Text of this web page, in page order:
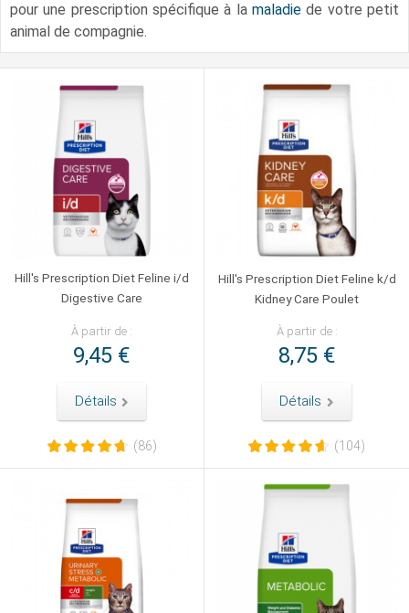
pour une prescription spécifique à la maladie de votre petit
animal de compagnie.
Hill's Prescription Diet Feline i/d
Digestive Care
À partir de :
9,45 €
Détails
(86)
Hill's Prescription Diet Feline k/d
Kidney Care Poulet
À partir de :
8,75 €
Détails
(104)